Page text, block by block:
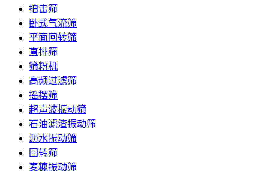
拍击筛
卧式气流筛
平面回转筛
直排筛
筛粉机
高频过滤筛
摇摆筛
超声波振动筛
石油滤渣振动筛
沥水振动筛
回转筛
麦糠振动筛